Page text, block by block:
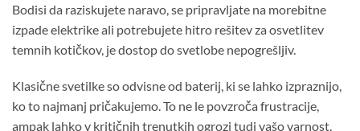
Bodisi da raziskujete naravo, se pripravljate na morebitne
izpade elektrike ali potrebujete hitro rešitev za osvetlitev
temnih kotičkov, je dostop do svetlobe nepogrešljiv.
Klasične svetilke so odvisne od baterij, ki se lahko izpraznijo,
ko to najmanj pričakujemo. To ne le povzroča frustracije,
ampak lahko v kritičnih trenutkih ogrozi tudi vašo varnost.